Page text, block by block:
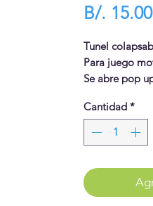
B/. 15.00
Tunel
Para juego
Se abre pop
Cantidad *